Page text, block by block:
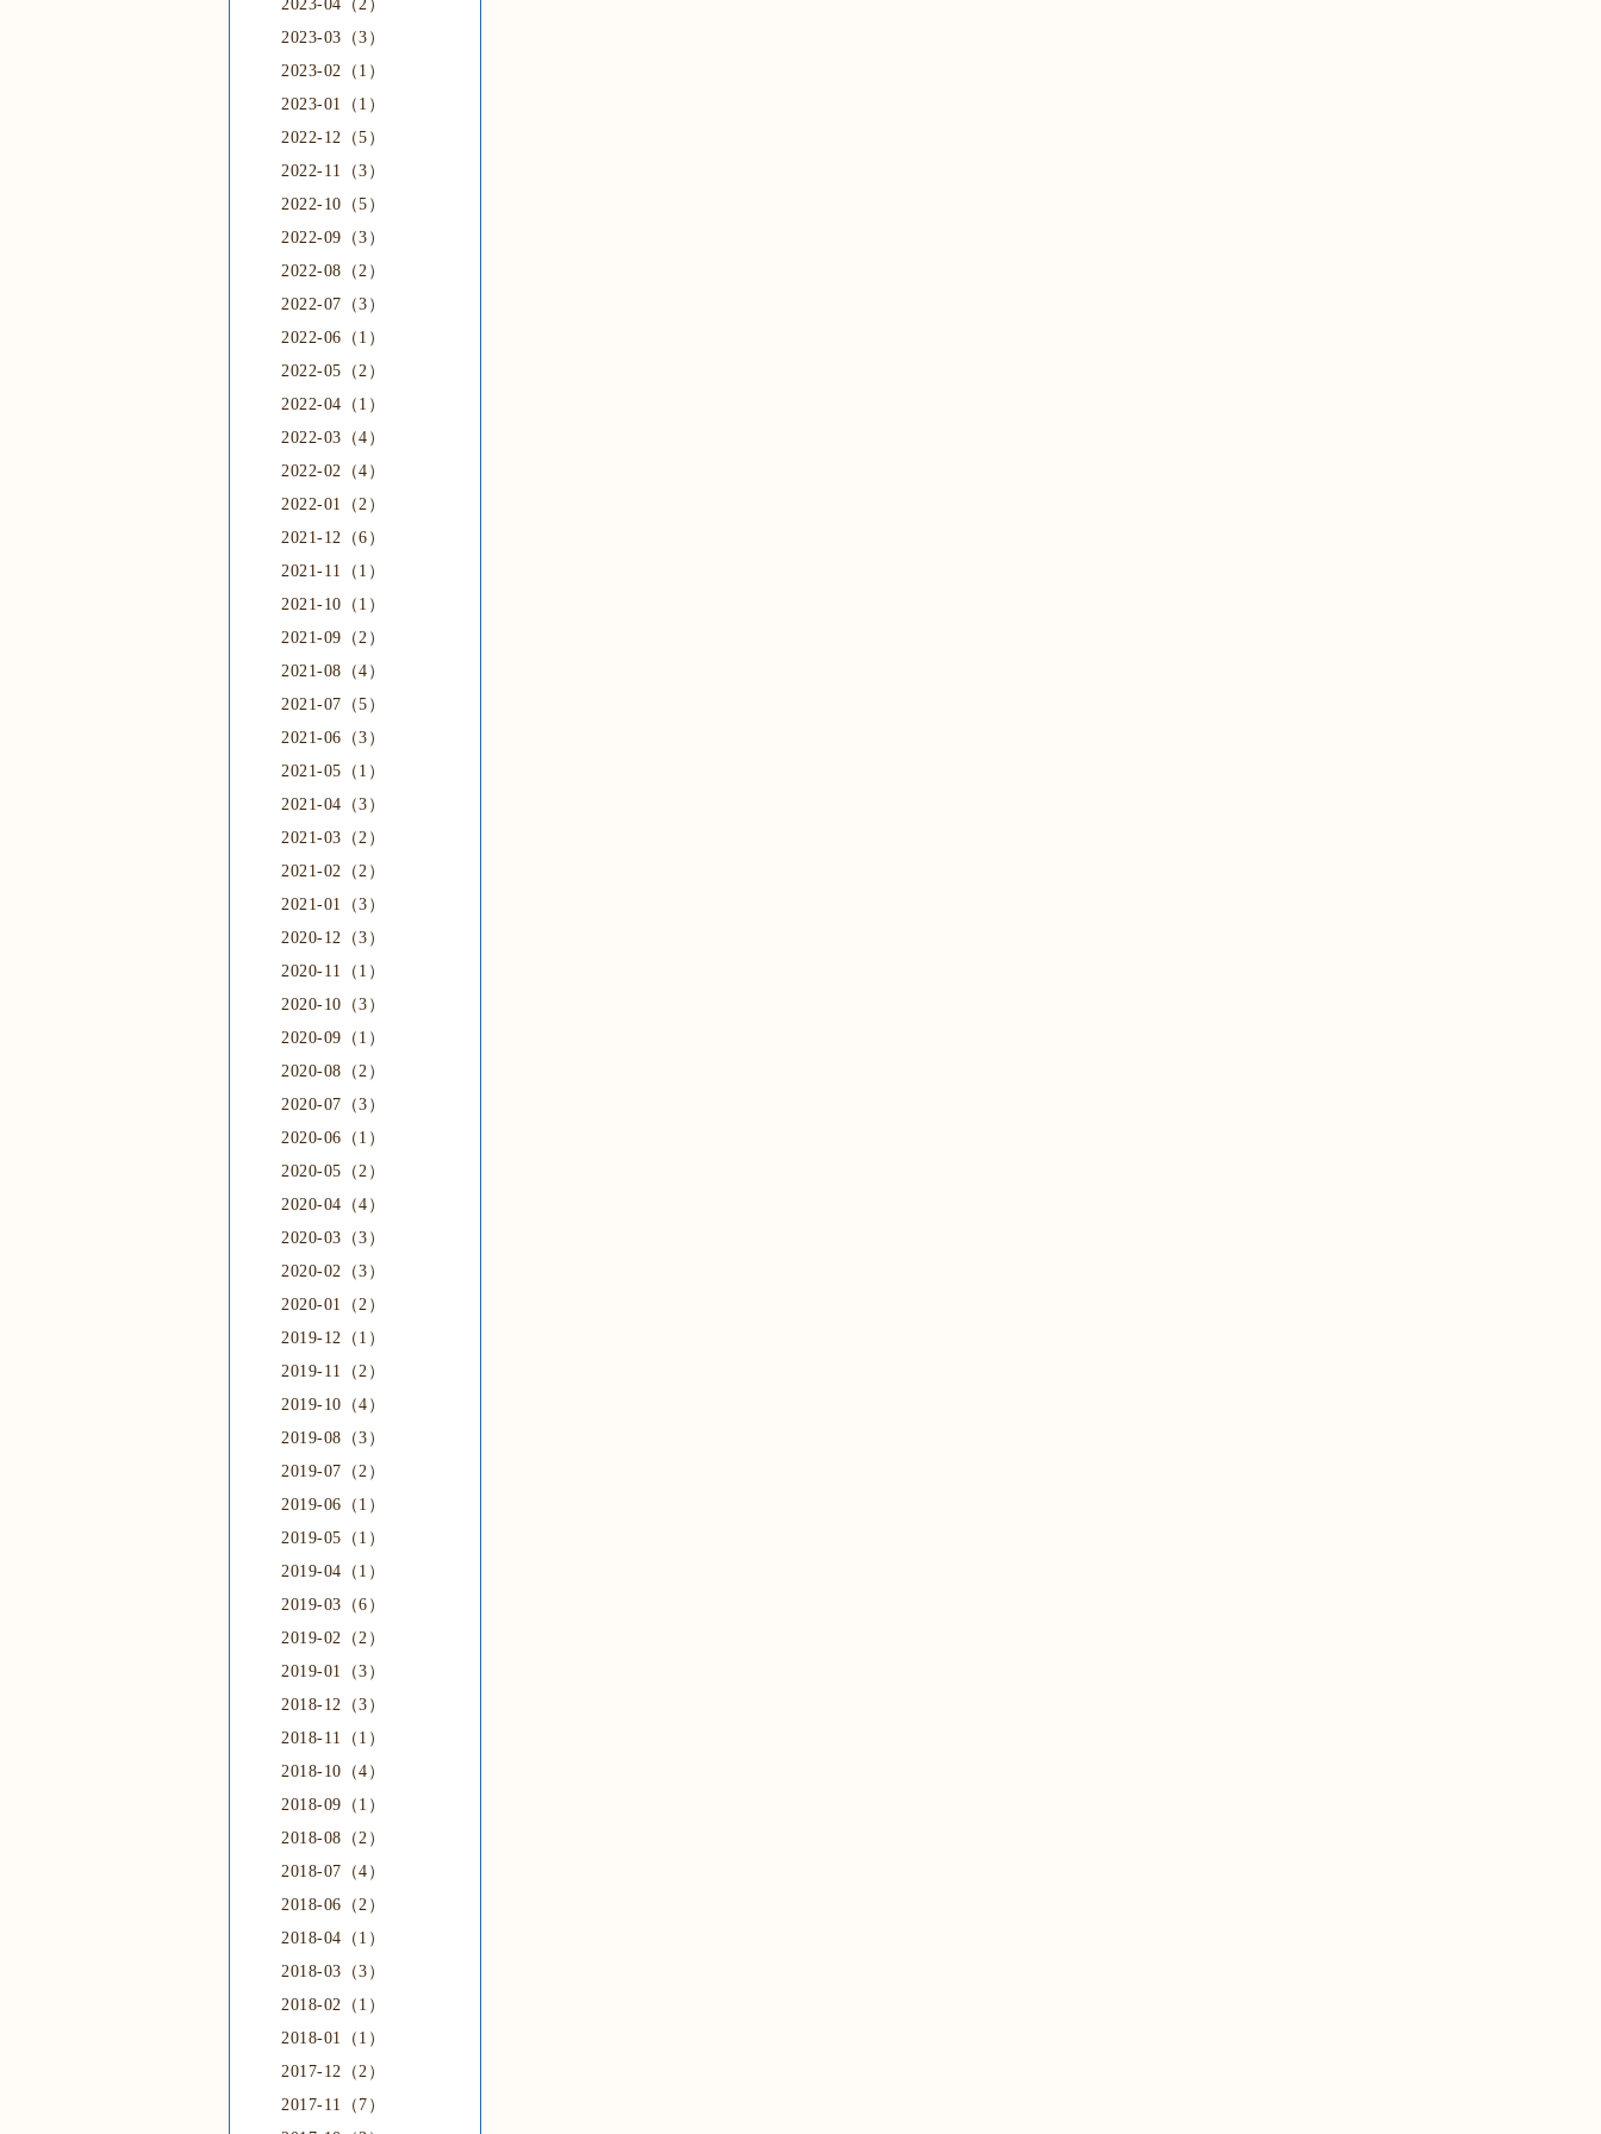
2023-04（2）
2023-03（3）
2023-02（1）
2023-01（1）
2022-12（5）
2022-11（3）
2022-10（5）
2022-09（3）
2022-08（2）
2022-07（3）
2022-06（1）
2022-05（2）
2022-04（1）
2022-03（4）
2022-02（4）
2022-01（2）
2021-12（6）
2021-11（1）
2021-10（1）
2021-09（2）
2021-08（4）
2021-07（5）
2021-06（3）
2021-05（1）
2021-04（3）
2021-03（2）
2021-02（2）
2021-01（3）
2020-12（3）
2020-11（1）
2020-10（3）
2020-09（1）
2020-08（2）
2020-07（3）
2020-06（1）
2020-05（2）
2020-04（4）
2020-03（3）
2020-02（3）
2020-01（2）
2019-12（1）
2019-11（2）
2019-10（4）
2019-08（3）
2019-07（2）
2019-06（1）
2019-05（1）
2019-04（1）
2019-03（6）
2019-02（2）
2019-01（3）
2018-12（3）
2018-11（1）
2018-10（4）
2018-09（1）
2018-08（2）
2018-07（4）
2018-06（2）
2018-04（1）
2018-03（3）
2018-02（1）
2018-01（1）
2017-12（2）
2017-11（7）